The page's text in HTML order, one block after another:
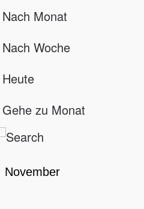
Nach Monat
Nach Woche
Heute
Gehe zu Monat